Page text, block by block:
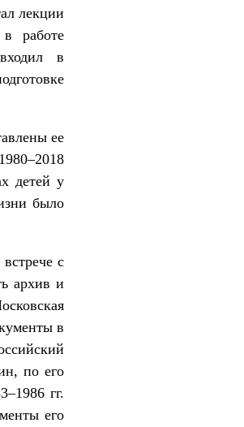
лекции
работе
в
ее
детей у
было
с
архив и
в
по его
гг.
его